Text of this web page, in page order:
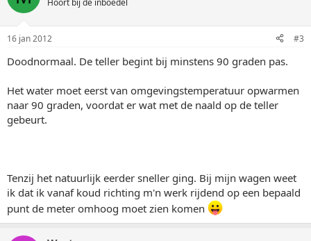
Hoort bij de inboedel
16 jan 2012 #3
Doodnormaal. De teller begint bij minstens 90 graden pas.
Het water moet eerst van omgevingstemperatuur opwarmen
naar 90 graden, voordat er wat met de naald op de teller
gebeurt.
Tenzij het natuurlijk eerder sneller ging. Bij mijn wagen weet
ik dat ik vanaf koud richting m'n werk rijdend op een bepaald
punt de meter omhoog moet zien komen